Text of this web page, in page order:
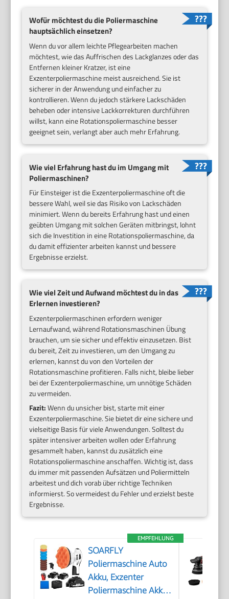
Wofür möchtest du die Poliermaschine
hauptsächlich einsetzen?
Wenn du vor allem leichte Pflegearbeiten machen
möchtest, wie das Auffrischen des Lackglanzes oder das
Entfernen kleiner Kratzer, ist eine
Exzenterpoliermaschine meist ausreichend. Sie ist
sicherer in der Anwendung und einfacher zu
kontrollieren. Wenn du jedoch stärkere Lackschäden
beheben oder intensive Lackkorrekturen durchführen
willst, kann eine Rotationspoliermaschine besser
geeignet sein, verlangt aber auch mehr Erfahrung.
Wie viel Erfahrung hast du im Umgang mit
Poliermaschinen?
Für Einsteiger ist die Exzenterpoliermaschine oft die
bessere Wahl, weil sie das Risiko von Lackschäden
minimiert. Wenn du bereits Erfahrung hast und einen
geübten Umgang mit solchen Geräten mitbringst, lohnt
sich die Investition in eine Rotationspoliermaschine, da
du damit effizienter arbeiten kannst und bessere
Ergebnisse erzielst.
Wie viel Zeit und Aufwand möchtest du in das
Erlernen investieren?
Exzenterpoliermaschinen erfordern weniger
Lernaufwand, während Rotationsmaschinen Übung
brauchen, um sie sicher und effektiv einzusetzen. Bist
du bereit, Zeit zu investieren, um den Umgang zu
erlernen, kannst du von den Vorteilen der
Rotationsmaschine profitieren. Falls nicht, bleibe lieber
bei der Exzenterpoliermaschine, um unnötige Schäden
zu vermeiden.
Fazit:Wenn du unsicher bist, starte mit einer
Exzenterpoliermaschine. Sie bietet dir eine sichere und
vielseitige Basis für viele Anwendungen. Solltest du
später intensiver arbeiten wollen oder Erfahrung
gesammelt haben, kannst du zusätzlich eine
Rotationspoliermaschine anschaffen. Wichtig ist, dass
du immer mit passenden Aufsätzen und Poliermitteln
arbeitest und dich vorab über richtige Techniken
informierst. So vermeidest du Fehler und erzielst beste
Ergebnisse.
EMPFEHLUNG
SOARFLY
Poliermaschine Auto
Akku, Exzenter
Poliermaschine Akku